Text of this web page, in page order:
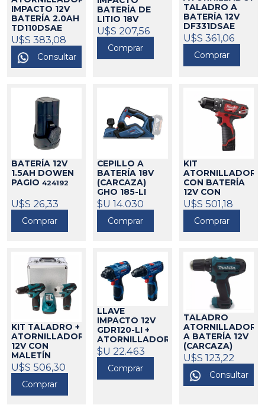
IMPACTO 12V
BATERÍA 2.0AH
TD110DSAE
MAKITA325183
U$S 383,08
Consultar
BATERÍA DE
LITIO 18V
9993161
DOWEN PAGIO
424209
U$S 207,56
Comprar
TALADRO A
BATERÍA 12V
DF331DSAE
MAKITA 325177
U$S 361,06
Comprar
BATERÍA 12V
1.5AH DOWEN
PAGIO 424192
U$S 26,33
Comprar
CEPILLO A
BATERÍA 18V
(CARCAZA)
GHO 185-LI
BOSCH21015
$U 14.030
Comprar
KIT
ATORNILLADOR
CON BATERÍA
12V CON
PERCUTOR
2408-259
MILWAUKEE
U$S 501,18
Comprar
KIT TALADRO +
ATORNILLADOR
12V CON
MALETÍN
LCT204
MAKITA325181
U$S 506,30
Comprar
LLAVE
IMPACTO 12V
GDR120-LI +
ATORNILLADOR
12V GSR120-LI
21401
$U 22.463
Comprar
TALADRO
ATORNILLADOR
A BATERÍA 12V
(CARCAZA)
DF331DZ
MAKITA325178
U$S 123,22
Consultar